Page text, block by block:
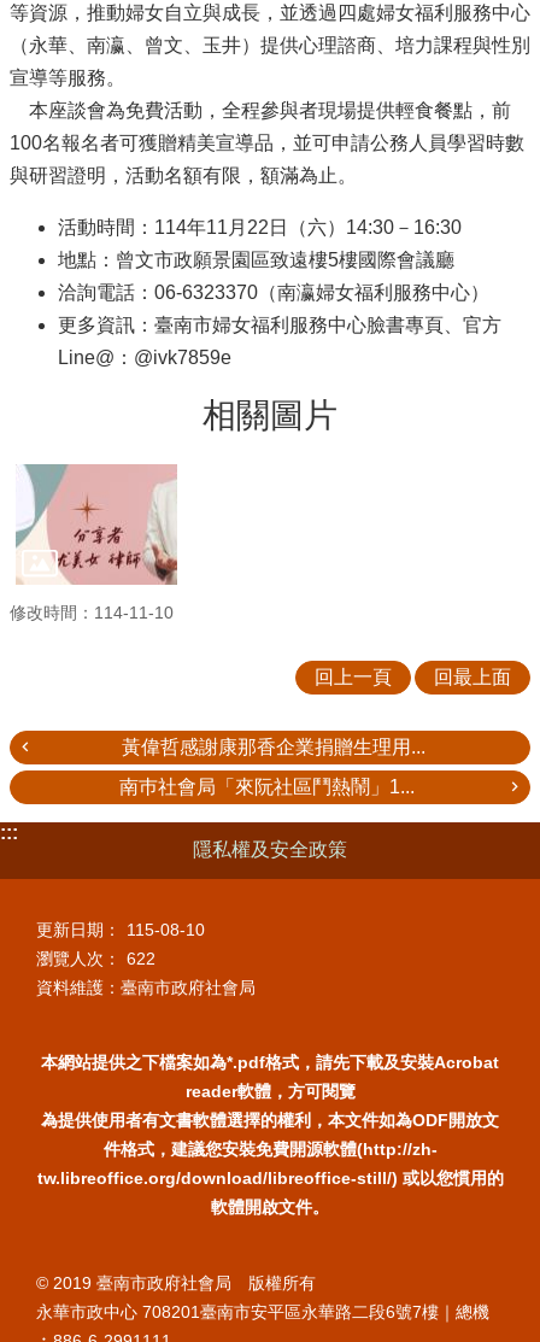
等資源，推動婦女自立與成長，並透過四處婦女福利服務中心
（永華、南瀛、曾文、玉井）提供心理諮商、培力課程與性別
宣導等服務。
本座談會為免費活動，全程參與者現場提供輕食餐點，前
100名報名者可獲贈精美宣導品，並可申請公務人員學習時數
與研習證明，活動名額有限，額滿為止。
活動時間：114年11月22日（六）14:30－16:30
地點：曾文市政願景園區致遠樓5樓國際會議廳
洽詢電話：06-6323370（南瀛婦女福利服務中心）
更多資訊：臺南市婦女福利服務中心臉書專頁、官方
Line@：@ivk7859e
相關圖片
修改時間：114-11-10
回上一頁 回最上面
黃偉哲感謝康那香企業捐贈生理用...
南巿社會局「來阮社區鬥熱鬧」1...
:::
隱私權及安全政策
更新日期：
115-08-10
瀏覽人次：
622
資料維護：臺南市政府社會局
本網站提供之下檔案如為*.pdf格式，請先下載及安裝Acrobat
reader軟體，方可閱覽
為提供使用者有文書軟體選擇的權利，本文件如為ODF開放文
件格式，建議您安裝免費開源軟體(http://zh-
tw.libreoffice.org/download/libreoffice-still/) 或以您慣用的
軟體開啟文件。
© 2019 臺南市政府社會局 版權所有
永華市政中心 708201臺南市安平區永華路二段6號7樓｜總機